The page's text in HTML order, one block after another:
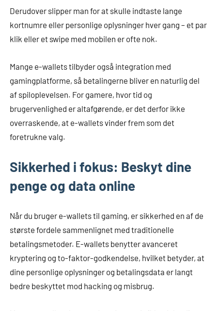
Derudover slipper man for at skulle indtaste lange
kortnumre eller personlige oplysninger hver gang – et par
klik eller et swipe med mobilen er ofte nok.
Mange e-wallets tilbyder også integration med
gamingplatforme, så betalingerne bliver en naturlig del
af spiloplevelsen. For gamere, hvor tid og
brugervenlighed er altafgørende, er det derfor ikke
overraskende, at e-wallets vinder frem som det
foretrukne valg.
Sikkerhed i fokus: Beskyt dine
penge og data online
Når du bruger e-wallets til gaming, er sikkerhed en af de
største fordele sammenlignet med traditionelle
betalingsmetoder. E-wallets benytter avanceret
kryptering og to-faktor-godkendelse, hvilket betyder, at
dine personlige oplysninger og betalingsdata er langt
bedre beskyttet mod hacking og misbrug.